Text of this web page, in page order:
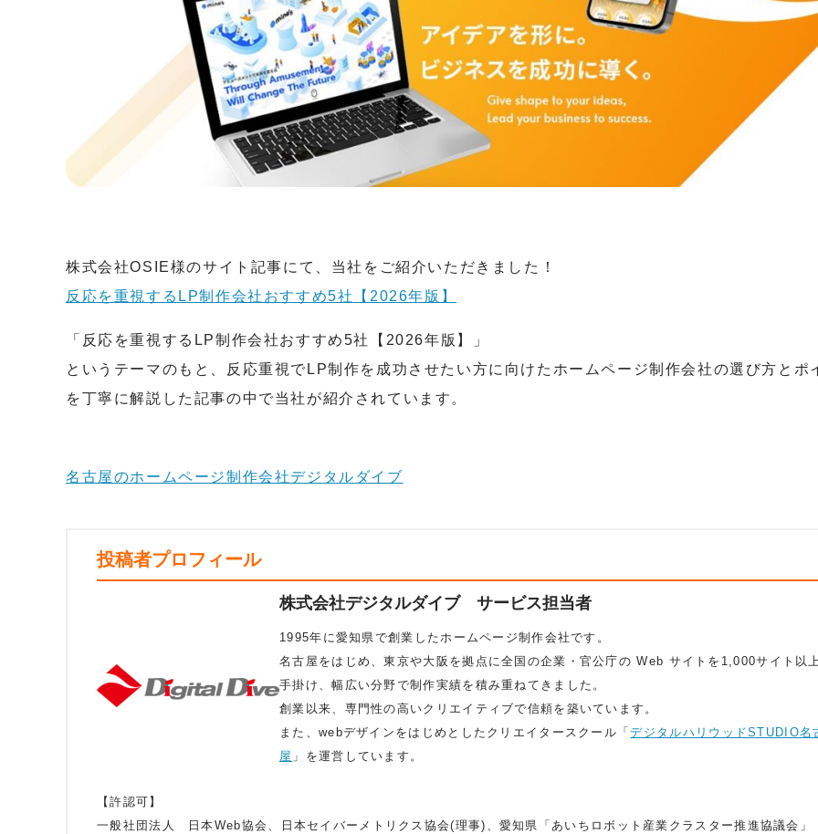
株式会社OSIE様のサイト記事にて、当社をご紹介いただきました！
反応を重視するLP制作会社おすすめ5社【2026年版】
「反応を重視するLP制作会社おすすめ5社【2026年版】」
というテーマのもと、反応重視でLP制作を成功させたい方に向けたホームページ制作会社の選び方とポ
を丁寧に解説した記事の中で当社が紹介されています。
名古屋のホームページ制作会社デジタルダイブ
投稿者プロフィール
株式会社デジタルダイブ サービス担当者
1995年に愛知県で創業したホームページ制作会社です。
名古屋をはじめ、東京や大阪を拠点に全国の企業・官公庁の Web サイトを1,000サイト以
手掛け、幅広い分野で制作実績を積み重ねてきました。
創業以来、専門性の高いクリエイティブで信頼を築いています。
また、webデザインをはじめとしたクリエイタースクール「デジタルハリウッドSTUDIO名
屋 」を運営しています。
【許認可】
一般社団法人 日本Web協会、日本セイバーメトリクス協会(理事)、愛知県「あいちロボット産業クラスター推進協議会」